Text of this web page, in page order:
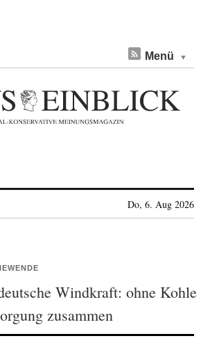
Menü
Do, 6. Aug 2026
Windkraft: ohne Kohle
zusammen